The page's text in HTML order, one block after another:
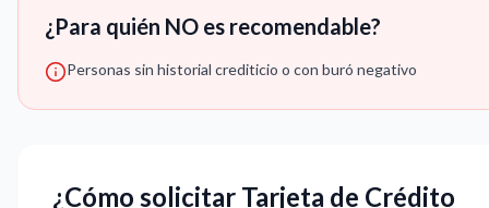
¿Para quién NO es recomendable?
Personas sin historial crediticio o con buró negativo
¿Cómo solicitar Tarjeta de Crédito